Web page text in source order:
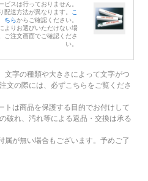
スは行っておりません。
送方法が異なります。 こ
ちらからご確認ください。
よりお選びいただけない場
ご注文画面でご確認くださ
い。
字の種類や大きさによって文字がつ
文の際には、必ずこちらをご覧くださ
は商品を保護する目的でお付けして
破れ、汚れ等による返品・交換は承る
属が無い場合もございます。予めご了